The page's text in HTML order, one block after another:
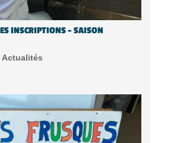
INSCRIPTIONS – SAISON
Actualités